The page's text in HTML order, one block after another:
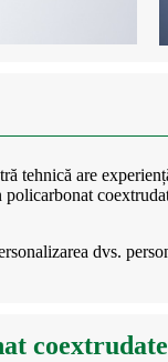
tehnică are
dvs.